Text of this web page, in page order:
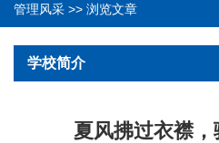
管理风采 >> 浏览文章
学校简介
夏风拂过衣襟